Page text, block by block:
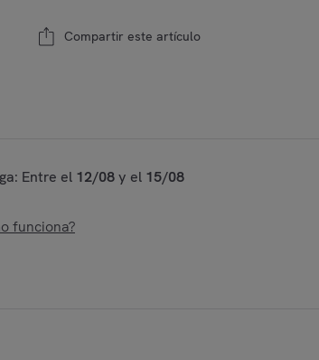
Compartir este artículo
Entre el 12/08y el 15/08
funciona?